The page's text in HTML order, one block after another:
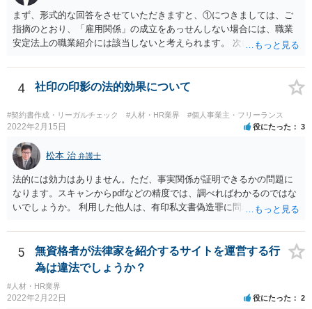
の段階にわたる委託を含む。）その他これに類する方法により支払を
行う者から弁済として資金を受け入れ、又は他の者に受け入れさせ、
当該受取人に当該資金を移動させる行為（当該資金を当該受取人に交
付することにより移動させる行為を除く。）であって、受取人が個人
（事業として又は事業のために受取人となる場合におけるものを除
く。）であることその他の内閣府令で定める要件を満たすものは、為
替取引に該当するものとする
まず、形式的な回答をさせていただきますと、①につきましては、ご
指摘のとおり、「雇用関係」の成立をあっせんしない場合には、職業
安定法上の職業紹介には該当しないと考えられます。 次に、②につい
は、職業安定法上の職業紹介には該当しないと考えられます。 以上が
形式的な回答になりますが、形式的には、「雇用関係」の成立のあっ
せんではなくとも、実質的には「雇用関係」の成立のあっせんといえ
る場合には、職業紹介に該当すると判断される可能性があります。 こ
の判断は、広範にかつ厳格に行われるので、実質的にみても、問題な
いといえるかには十分注意する必要があります。 また、業務委託契約
のあっせんは、事業主間の商取引を仲介することになりますので、分
野によっては、何らかの許認可等が必要となる可能性がある点にも注
意が必要です。 いずれにしても、慎重に検討、対応いただいた方がよ
いものと存じますので、一度弁護士にご相談いただき、全体的なリー
ガルチェックをしていただくことをお勧めいたします。
4 社印の印影の法的効果について
#契約書作成・リーガルチェック #人材・HR業界 #個人事業主・フリーランス
2022年2月15日 役にたった 3
松本 治 弁護士
法的には効力はありません。ただ、事実関係が証明できるかの問題に
なります。スキャンからpdfなどの精度では、調べればわかるのではな
いでしょうか。 利用した他人は、有印私文書偽造罪に問われることに
なるでしょう。
5
無資格者が法律家を紹介するサイトを運営する行
為は違法でしょうか？
#人材・HR業界
2022年2月22日 役にたった 2